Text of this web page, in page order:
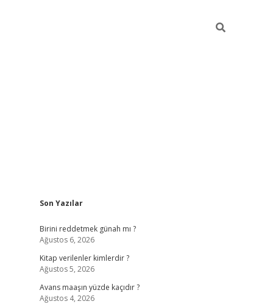
Sidebar
Son Yazılar
Birini reddetmek günah mı ?
Ağustos 6, 2026
Kitap verilenler kimlerdir ?
Ağustos 5, 2026
Avans maaşın yüzde kaçıdır ?
Ağustos 4, 2026
ilbet giriş